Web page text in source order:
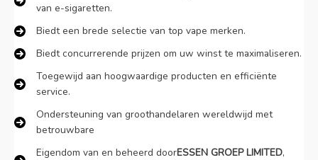
van e-sigaretten.
Biedt een brede selectie van top vape merken.
Biedt concurrerende prijzen om uw winst te maximaliseren.
Toegewijd aan hoogwaardige producten en efficiënte
service.
Ondersteuning van groothandelaren wereldwijd met
betrouwbare
Eigendom van en beheerd doorESSEN GROEP LIMITED,
Portuguese
Hungarian
Romanian
Danish